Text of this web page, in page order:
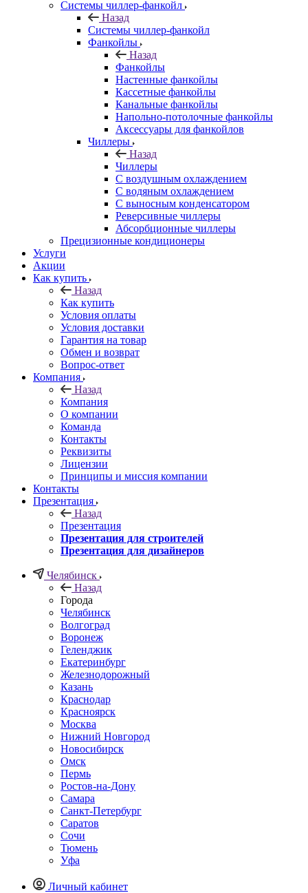
Системы чиллер-фанкойл
Назад
Системы чиллер-фанкойл
Фанкойлы
Назад
Фанкойлы
Настенные фанкойлы
Кассетные фанкойлы
Канальные фанкойлы
Напольно-потолочные фанкойлы
Аксессуары для фанкойлов
Чиллеры
Назад
Чиллеры
С воздушным охлаждением
С водяным охлаждением
С выносным конденсатором
Реверсивные чиллеры
Абсорбционные чиллеры
Прецизионные кондиционеры
Услуги
Акции
Как купить
Назад
Как купить
Условия оплаты
Условия доставки
Гарантия на товар
Обмен и возврат
Вопрос-ответ
Компания
Назад
Компания
О компании
Команда
Контакты
Реквизиты
Лицензии
Принципы и миссия компании
Контакты
Презентация
Назад
Презентация
Презентация для строителей
Презентация для дизайнеров
Челябинск
Назад
Города
Челябинск
Волгоград
Воронеж
Геленджик
Екатеринбург
Железнодорожный
Казань
Краснодар
Красноярск
Москва
Нижний Новгород
Новосибирск
Омск
Пермь
Ростов-на-Дону
Самара
Санкт-Петербург
Саратов
Сочи
Тюмень
Уфа
Личный кабинет